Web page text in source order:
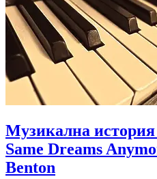
Музикална
Same Dreams
Benton